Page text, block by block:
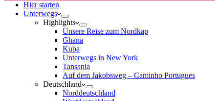
Hier starten
Unterwegs
Highlights
Unsere Reise zum Nordkap
Ghana
Kuba
Unterwegs in New York
Tansania
Auf dem Jakobsweg – Caminho Portugues
Deutschland
Norddeutschland